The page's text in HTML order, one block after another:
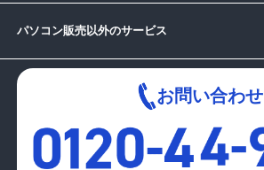
パソコン販売以外のサービス
お問い合わせ